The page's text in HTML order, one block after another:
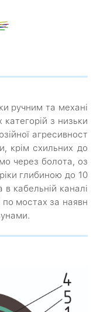
ручним та механі
з низьки
агресивност
крім схильних до
через болота, оз
глибиною до 10
кабельній каналі
по мостах за наявн